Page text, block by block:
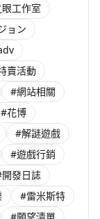
工作室
ョン
賣活動
#網站相關
#花博
#解謎遊戲
#遊戲行銷
發日誌
#雷米斯特
#願望清單